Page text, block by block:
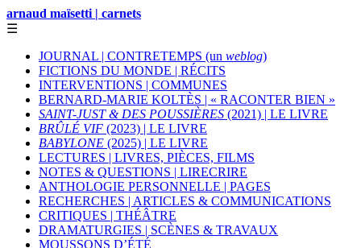
arnaud maïsetti | carnets
☰
JOURNAL | CONTRETEMPS (un weblog)
FICTIONS DU MONDE | RÉCITS
INTERVENTIONS | COMMUNES
BERNARD-MARIE KOLTÈS | « RACONTER BIEN »
SAINT-JUST & DES POUSSIÈRES (2021) | LE LIVRE
BRÛLÉ VIF (2023) | LE LIVRE
BABYLONE (2025) | LE LIVRE
LECTURES | LIVRES, PIÈCES, FILMS
NOTES & QUESTIONS | LIRECRIRE
ANTHOLOGIE PERSONNELLE | PAGES
RECHERCHES | ARTICLES & COMMUNICATIONS
CRITIQUES | THÉÂTRE
DRAMATURGIES | SCÈNES & TRAVAUX
MOUSSONS D’ÉTÉ